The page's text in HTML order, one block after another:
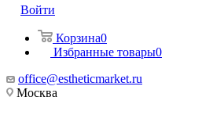
Войти
Корзина0
Избранные товары0
office@estheticmarket.ru
Москва